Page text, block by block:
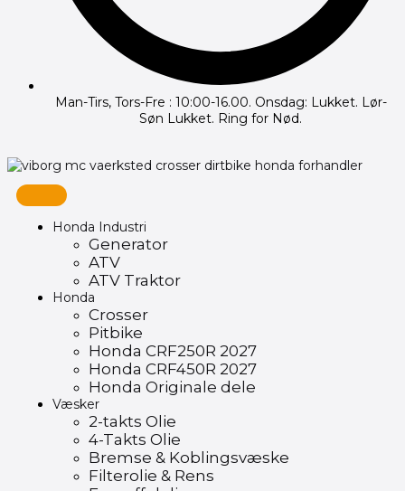
Man-Tirs, Tors-Fre : 10:00-16.00. Onsdag: Lukket. Lør-
Søn Lukket. Ring for Nød.
Honda Industri
Generator
ATV
ATV Traktor
Honda
Crosser
Pitbike
Honda CRF250R 2027
Honda CRF450R 2027
Honda Originale dele
Væsker
2-takts Olie
4-Takts Olie
Bremse & Koblingsvæske
Filterolie & Rens